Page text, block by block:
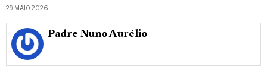
29 MAIO, 2026
Padre Nuno Aurélio